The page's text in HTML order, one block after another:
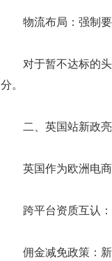
物流布局：强制要
对于暂不达标的头
分。
二、英国站新政亮
英国作为欧洲电商
跨平台资质互认：
佣金减免政策：新